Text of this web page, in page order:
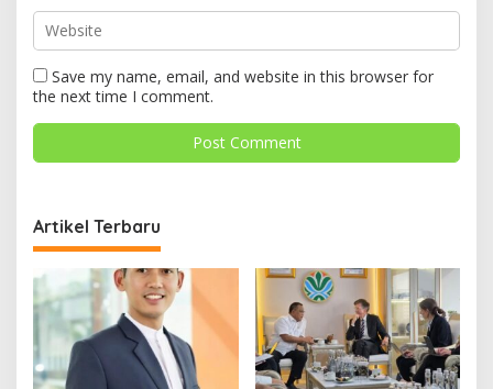
Save my name, email, and website in this browser for
the next time I comment.
Artikel Terbaru